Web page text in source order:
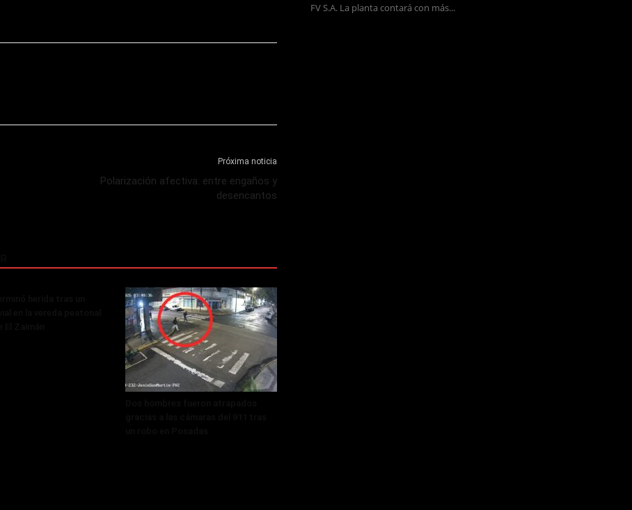
Próxima noticia
Polarización afectiva: entre engaños y
desencantos
FV S.A. La planta contará con más...